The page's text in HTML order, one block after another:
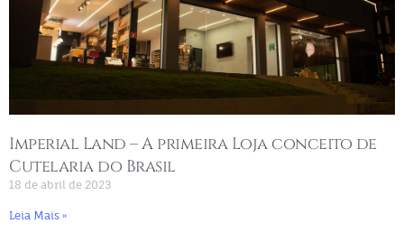
Imperial Land – A primeira Loja conceito de
Cutelaria do Brasil
18 de abril de 2023
Leia Mais »